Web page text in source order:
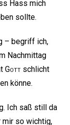
Hass mich
sollte.
– begriff ich,
Nachmittag
Gott schlicht
könne.
Ich saß still da
mir so wichtig,